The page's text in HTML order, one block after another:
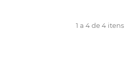
1 a 4 de 4 itens